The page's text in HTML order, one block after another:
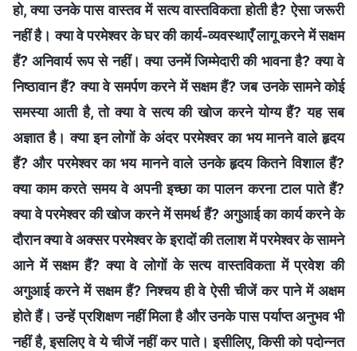
हो, क्या उनके पास वास्तव में सत्य वास्तविकता होती है? ऐसा जरूरी
नहीं है। क्या वे परमेश्वर के घर की कार्य-व्यवस्थाएँ लागू करने में सक्षम
हैं? अनिवार्य रूप से नहीं। क्या उनमें जिम्मेदारी की भावना है? क्या वे
निष्ठावान हैं? क्या वे समर्पण करने में सक्षम हैं? जब उनके सामने कोई
समस्या आती है, तो क्या वे सत्य की खोज करने योग्य हैं? यह सब
अज्ञात है। क्या इन लोगों के अंदर परमेश्वर का भय मानने वाले हृदय
हैं? और परमेश्वर का भय मानने वाले उनके हृदय कितने विशाल हैं?
क्या काम करते समय वे अपनी इच्छा का पालन करना टाल पाते हैं?
क्या वे परमेश्वर की खोज करने में समर्थ हैं? अगुआई का कार्य करने के
दौरान क्या वे अक्सर परमेश्वर के इरादों की तलाश में परमेश्वर के सामने
आने में सक्षम हैं? क्या वे लोगों के सत्य वास्तविकता में प्रवेश की
अगुआई करने में सक्षम हैं? निश्चय ही वे ऐसी चीजें कर पाने में अक्षम
होते हैं। उन्हें प्रशिक्षण नहीं मिला है और उनके पास पर्याप्त अनुभव भी
नहीं है, इसलिए वे ये चीजें नहीं कर पाते। इसीलिए, किसी को पदोन्नत